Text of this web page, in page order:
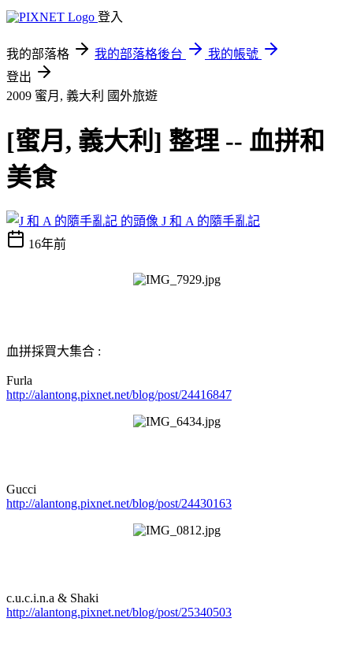
登入
我的部落格 我的部落格後台
我的帳號
登出
2009 蜜月, 義大利
國外旅遊
[蜜月, 義大利] 整理 -- 血拼和
美食
J 和 A 的隨手亂記
16年前
血拼採買大集合 :
Furla
http://alantong.pixnet.net/blog/post/24416847
Gucci
http://alantong.pixnet.net/blog/post/24430163
c.u.c.i.n.a & Shaki
http://alantong.pixnet.net/blog/post/25340503